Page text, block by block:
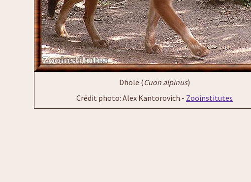
Dhole (Cuon alpinus)
Crédit photo: Alex Kantorovich - Zooinstitutes